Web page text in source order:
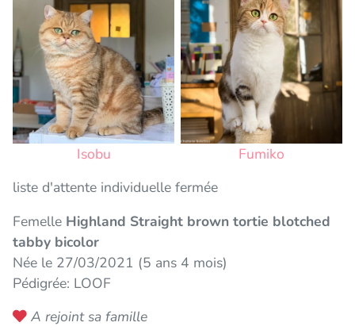
Isobu
Fumiko
liste d'attente individuelle fermée
Femelle Highland Straight brown tortie blotched
tabby bicolor
Née le 27/03/2021 (5 ans 4 mois)
Pédigrée: LOOF
A rejoint sa famille